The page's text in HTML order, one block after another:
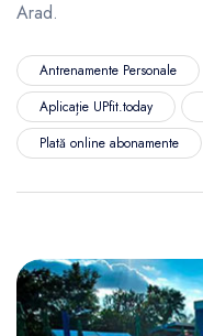
Arad.
Antrenamente Personale
Aplicație UPfit.today
Plată online abonamente